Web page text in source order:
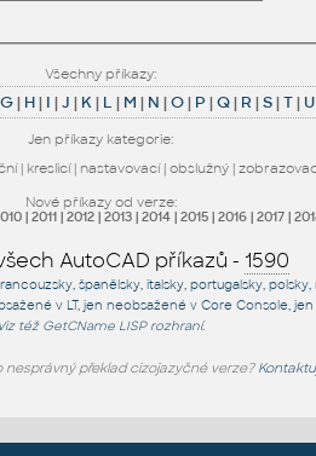
Všechny příkazy:
G| H| I |J | K| L | M | N |O| P |Q| R |S|T| U
Jen příkazy kategorie:
| kreslicí| nastavovací| obslužný|
Nové příkazy od verze:
| 2011| 2012| 2013| 2014| 2015| 2016| 2017|
AutoCAD příkazů - 1590
španělsky, italsky, portugalsky, polsky,
v LT, jenneobsažené v Core Console,
Viz též GetCName LISP rozhraní.
překlad cizojazyčné verze?